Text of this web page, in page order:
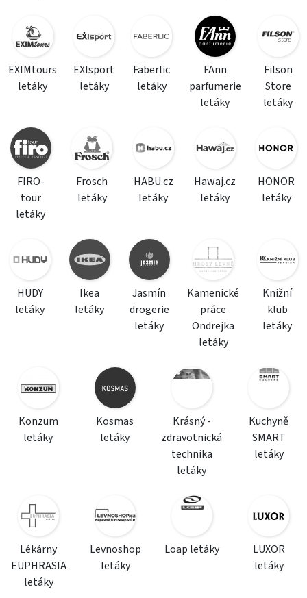
EXIMtours
letáky
EXIsport
letáky
Faberlic
letáky
FAnn
parfumerie
letáky
Filson
Store
letáky
FIRO-
tour
letáky
Frosch
letáky
HABU.cz
letáky
Hawaj.cz
letáky
HONOR
letáky
HUDY
letáky
Ikea
letáky
Jasmín
drogerie
letáky
Kamenické
práce
Ondrejka
letáky
Knižní
klub
letáky
Konzum
letáky
Kosmas
letáky
Krásný -
zdravotnická
technika
letáky
Kuchyně
SMART
letáky
Lékárny
EUPHRASIA
letáky
Levnoshop
letáky
Loap letáky
LUXOR
letáky